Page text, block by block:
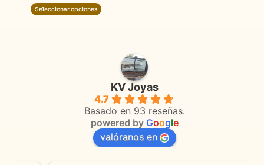
Seleccionar opciones producto
KV Joyas
4.7
Basado en 93 reseñas.
powered by Google
valóranos en